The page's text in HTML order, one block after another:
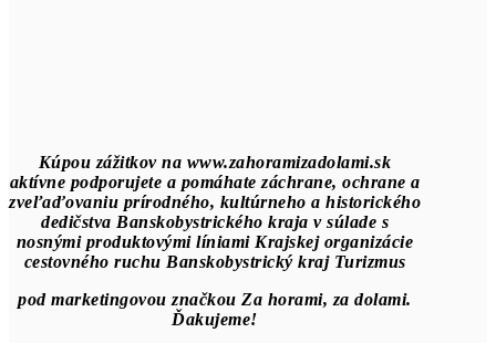
Kúpou zážitkov na www.zahoramizadolami.sk
aktívne podporujete a pomáhate záchrane, ochrane a
zveľaďovaniu prírodného, kultúrneho a historického
dedičstva Banskobystrického kraja v súlade s
nosnými produktovými líniami Krajskej organizácie
cestovného ruchu Banskobystrický kraj Turizmus
pod marketingovou značkou Za horami, za dolami.
Ďakujeme!